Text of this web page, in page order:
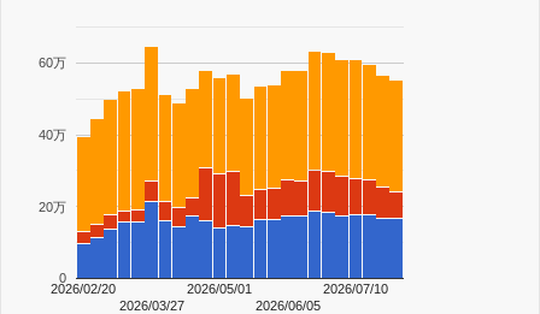
2026/02/20
2026/03/27
2026/05/01
2026/06/05
2026/07/10
0
20万
40万
60万